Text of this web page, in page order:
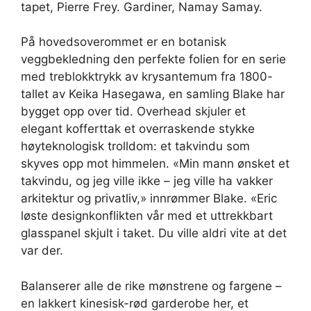
tapet, Pierre Frey. Gardiner, Namay Samay.
På hovedsoverommet er en botanisk
veggbekledning den perfekte folien for en serie
med treblokktrykk av krysantemum fra 1800-
tallet av Keika Hasegawa, en samling Blake har
bygget opp over tid. Overhead skjuler et
elegant kofferttak et overraskende stykke
høyteknologisk trolldom: et takvindu som
skyves opp mot himmelen. «Min mann ønsket et
takvindu, og jeg ville ikke – jeg ville ha vakker
arkitektur og privatliv,» innrømmer Blake. «Eric
løste designkonflikten vår med et uttrekkbart
glasspanel skjult i taket. Du ville aldri vite at det
var der.
Balanserer alle de rike mønstrene og fargene –
en lakkert kinesisk-rød garderobe her, et